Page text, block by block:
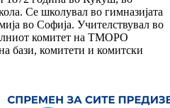
Се школувал во гимназијата
во Софија. Учителствувал во
комитет на ТМОРО
бази, комитети и комитски